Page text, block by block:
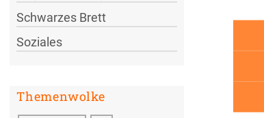
Schwarzes Brett
Soziales
Themenwolke